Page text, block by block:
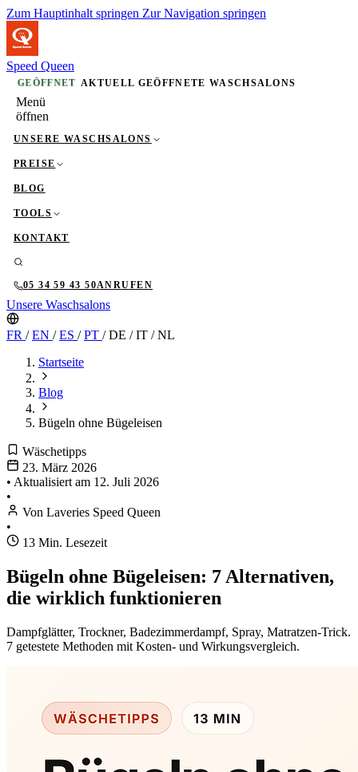
Zum Hauptinhalt springen Zur Navigation springen
Speed Queen
GEÖFFNET AKTUELL GEÖFFNETE WASCHSALONS
Menü
öffnen
UNSERE WASCHSALONS
PREISE
BLOG
TOOLS
KONTAKT
05 34 59 43 50ANRUFEN
Unsere Waschsalons
FR /EN /ES /PT /DE /IT /NL
Startseite
Blog
Bügeln ohne Bügeleisen
Wäschetipps
23. März 2026
• Aktualisiert am 12. Juli 2026
•
Von Laveries Speed Queen
•
13 Min. Lesezeit
Bügeln ohne Bügeleisen: 7 Alternativen,
die wirklich funktionieren
Dampfglätter, Trockner, Badezimmerdampf, Spray, Matratzen-Trick.
7 getestete Methoden mit Kosten- und Wirkungsvergleich.